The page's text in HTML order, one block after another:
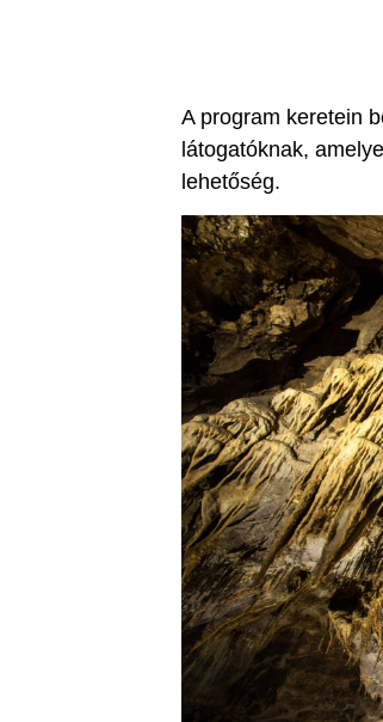
A program keretein
látogatóknak,
lehetőség.